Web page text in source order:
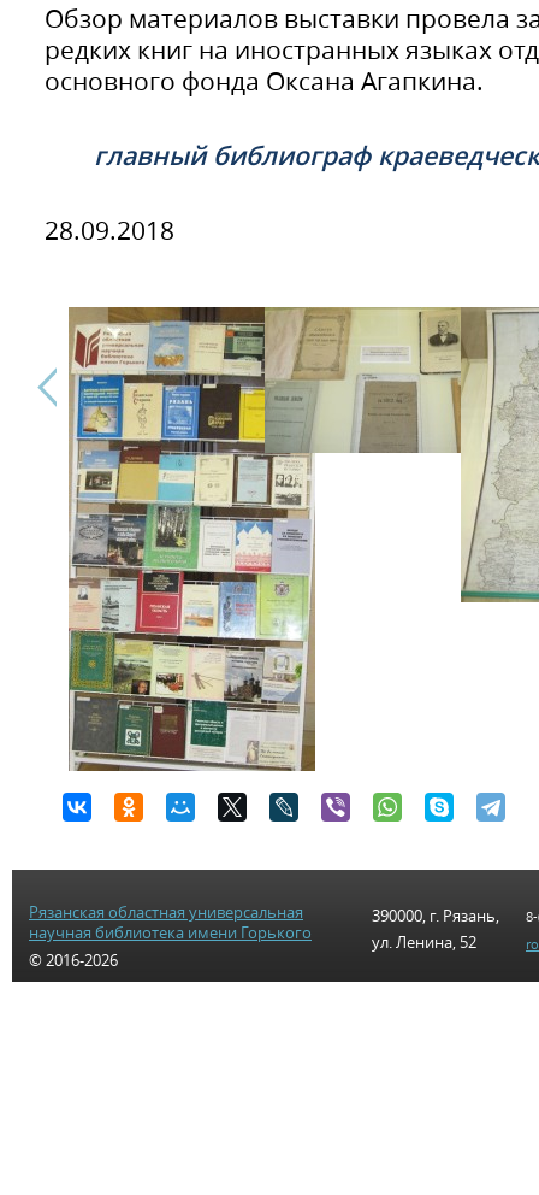
Обзор материалов выставки провела
редких книг на иностранных языках
основного фонда Оксана Агапкина.
главный библиограф
28.09.2018
Рязанская областная универсальная
научная библиотека имени Горького
© 2016-2026
390000, г. Рязань,
ул. Ленина, 52